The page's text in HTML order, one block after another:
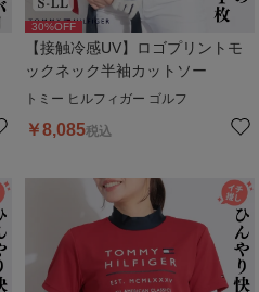
30%OFF
【接触冷感UV】ロゴプリントモ
ックネック半袖カットソー
トミー ヒルフィガー ゴルフ
￥8,085税込